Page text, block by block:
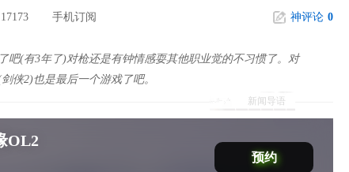
17173 手机订阅 神评论 0
新闻导语
(有3年了)对枪还是有钟情感耍其他职业觉的不习惯了。对
侠2)也是最后一个游戏了吧。
OL2
预约